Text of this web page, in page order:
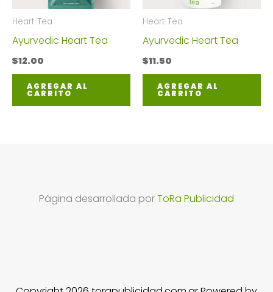
Heart Tea
Ayurvedic Heart Tea
$12.00
AGREGAR AL
CARRITO
Heart Tea
Ayurvedic Heart Tea
$11.50
AGREGAR AL
CARRITO
Página desarrollada porToRa Publicidad